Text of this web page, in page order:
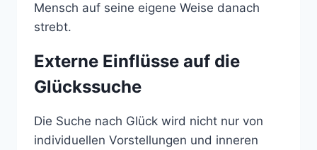
Mensch auf seine eigene Weise danach
strebt.
Externe Einflüsse auf die
Glückssuche
Die Suche nach Glück wird nicht nur von
individuellen Vorstellungen und inneren